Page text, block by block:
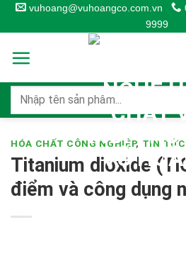
Skip
to
content
vuhoang@vuhoangco.com.vn
9999
HÓA CHẤT CÔNG NGHIỆP, TIN TỨC
Titanium dioxide
điểm và công dụng